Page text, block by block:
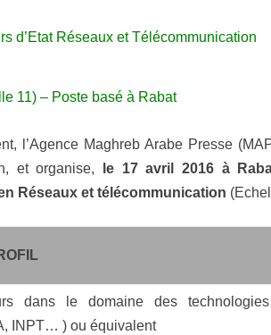
d’Etat Réseaux et Télécommunication
11) – Poste basé à Rabat
l’Agence Maghreb Arabe Presse
et organise,
le 17 avril 2016 à
Réseaux et télécommunication
dans le domaine des
INPT… ) ou équivalent